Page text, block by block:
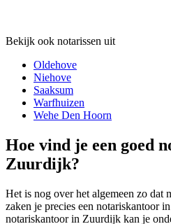
Bekijk ook notarissen uit
Oldehove
Niehove
Saaksum
Warfhuizen
Wehe Den Hoorn
Hoe vind je een goed
Zuurdijk?
Het is nog over het algemeen zo dat
zaken je precies een notariskantoor
notariskantoor in Zuurdijk kan je